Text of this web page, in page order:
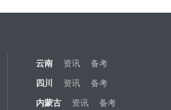
云南 资讯
备考
四川 资讯
备考
内蒙古 资讯
备考